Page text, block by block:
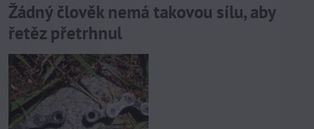
Žádný člověk nemá takovou sílu, aby
řetěz přetrhnul